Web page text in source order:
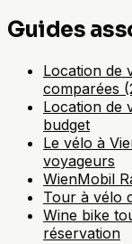
Guides
Location de
comparées
Location de
budget
Le vélo à
voyageurs
WienMobil
Tour à vélo
Wine bike
réservation